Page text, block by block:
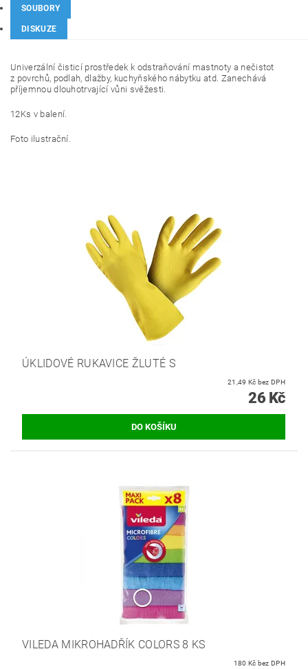
SOUBORY
DISKUZE
Univerzální čisticí prostředek k odstraňování mastnoty a nečistot
z povrchů, podlah, dlažby, kuchyňského nábytku atd. Zanechává
příjemnou dlouhotrvající vůni svěžesti.
12Ks v balení.
Foto ilustrační.
ÚKLIDOVÉ RUKAVICE ŽLUTÉ S
21,49 Kč bez DPH
26 Kč
VILEDA MIKROHADŘÍK COLORS 8 KS
180 Kč bez DPH